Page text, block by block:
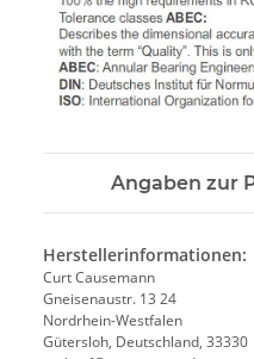
Angaben zur
Herstellerinformationen:
Curt Causemann
Gneisenaustr. 13 24
Nordrhein-Westfalen
Gütersloh, Deutschland, 33330